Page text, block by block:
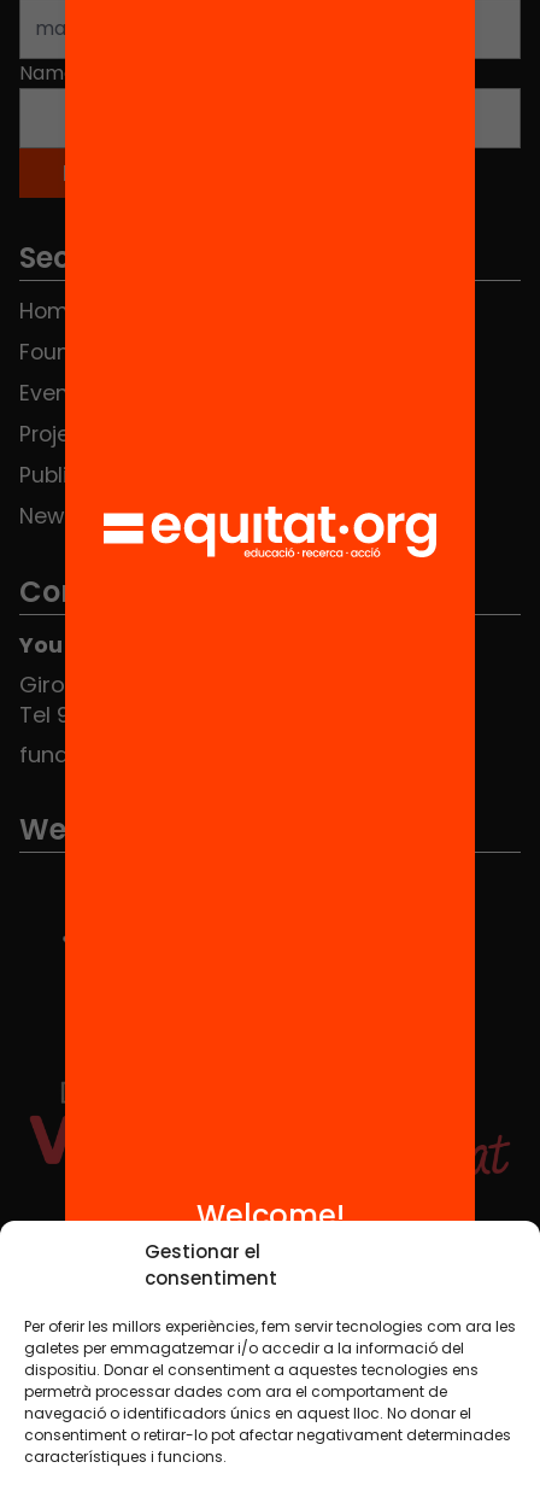
Gestionar el
consentiment
Per oferir les millors experiències, fem servir tecnologies com ara les
galetes per emmagatzemar i/o accedir a la informació del
dispositiu. Donar el consentiment a aquestes tecnologies ens
permetrà processar dades com ara el comportament de
navegació o identificadors únics en aquest lloc. No donar el
consentiment o retirar-lo pot afectar negativament determinades
característiques i funcions.
Name
Sections
Home
Foundation
Events
Projects
Publications and videos
News
Contact
You can find us at the Social HUB
Girona 34, interior 08010 Barcelona
Tel 934 588 700
fundacio@equitat.org
We are part of...
Social Media
TW YTB IG FB IN
Legal NoticeCookie Policy
Welcome!